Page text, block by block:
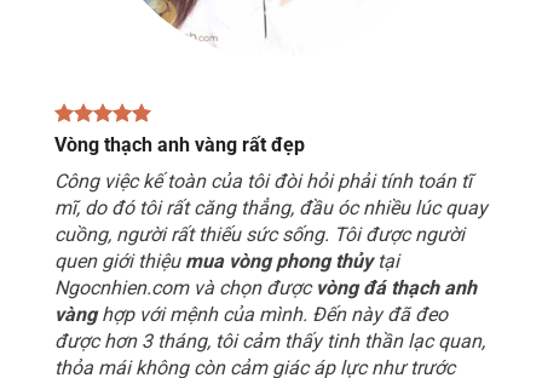
Vòng thạch anh vàng rất đẹp
Công việc kế toàn của tôi đòi hỏi phải tính toán tĩ
mĩ, do đó tôi rất căng thẳng, đầu óc nhiều lúc quay
cuồng, người rất thiếu sức sống. Tôi được người
quen giới thiệu mua vòng phong thủytại
Ngocnhien.com và chọn được vòng đá thạch anh
vànghợp với mệnh của mình. Đến này đã đeo
được hơn 3 tháng, tôi cảm thấy tinh thần lạc quan,
thỏa mái không còn cảm giác áp lực như trước